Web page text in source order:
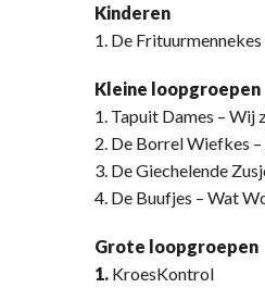
Kinderen
1. De
Kleine loopgroepen
1. Tapuit Dames – Wij
2. De Borrel Wiefkes –
3. De Giechelende
4. De Buufjes – Wat
Grote loopgroepen
1. KroesKontrol